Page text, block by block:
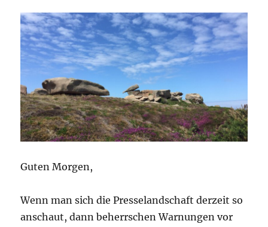
Guten Morgen,
Wenn man sich die Presselandschaft derzeit so
anschaut, dann beherrschen Warnungen vor